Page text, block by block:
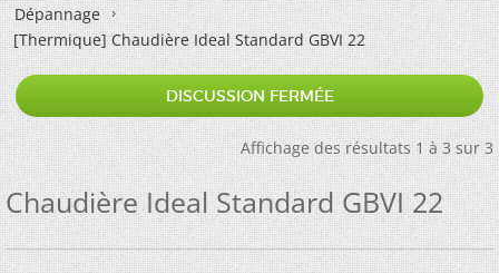
Dépannage
[Thermique]Chaudière Ideal Standard GBVI 22
DISCUSSION FERMÉE
Affichage des résultats 1 à 3 sur 3
Chaudière Ideal Standard GBVI 22